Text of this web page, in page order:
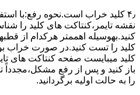
۴٫ ﮐﻠﯿﺪ ﺧﺮاب اﺳﺖ.نحوه رفع:ﺑﺎ
ﻧﻘﺸﻪ ﺗﺎﯾﻤﺮ،ﮐﻨﺘﺎﮐﺖ ﻫﺎی ﮐﻠﯿﺪ را
کنید.بهوسیله اهممتر هرکدام از
ﮐﻠﯿﺪ را ﺗﺴﺖ ﮐﻨﯿﺪ.در ﺻﻮرت ﺧﺮاب
ﮐﻠﯿﺪ میبایست ﺻﻔﺤﻪ ﮐﻨﺘﺎﮐﺖ ﻫﺎی
باز کنید و ﭘﺲ از رﻓﻊ مشکل،مجدداً
را به حالت اوﻟﯿﻪ برگردانید.